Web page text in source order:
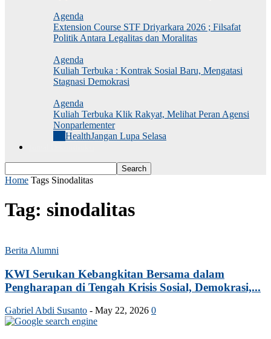
Agenda
Extension Course STF Driyarkara 2026 ; Filsafat
Politik Antara Legalitas dan Moralitas
Agenda
Kuliah Terbuka : Kontrak Sosial Baru, Mengatasi
Stagnasi Demokrasi
Agenda
Kuliah Terbuka Klik Rakyat, Melihat Peran Agensi
Nonparlementer
HealthJangan Lupa Selasa
Home Tags Sinodalitas
Tag: sinodalitas
Berita Alumni
KWI Serukan Kebangkitan Bersama dalam
Pengharapan di Tengah Krisis Sosial, Demokrasi,...
Gabriel Abdi Susanto - May 22, 2026 0